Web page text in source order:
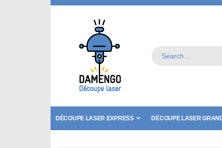
DÉCOUPE LASER EXPRESS DÉCOUPE LASER